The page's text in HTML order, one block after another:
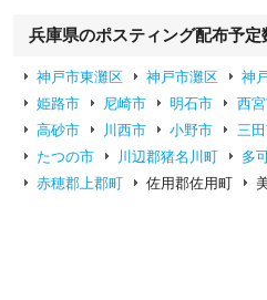
兵庫県のポスティング配布予定
神戸市東灘区 神戸市灘区 神
姫路市
尼崎市 明石市 西
高砂市
川西市 小野市 三
たつの市
川辺郡猪名川町 多
赤穂郡上郡町
佐用郡佐用町